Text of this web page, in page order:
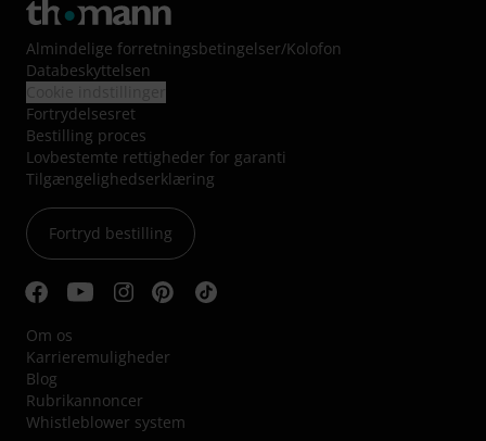
Almindelige forretningsbetingelser/Kolofon
Databeskyttelsen
Fortrydelsesret
Bestilling proces
Lovbestemte rettigheder for garanti
Tilgængelighedserklæring
Fortryd bestilling
Om os
Karrieremuligheder
Blog
Rubrikannoncer
Whistleblower system